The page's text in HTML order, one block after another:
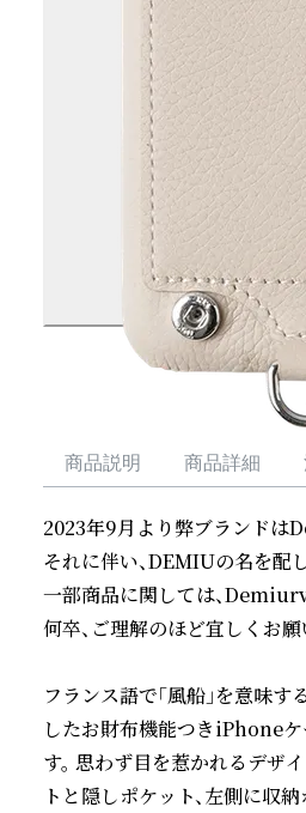
商品説明 商品詳細
2023年9月より弊ブランドは
それに伴い、DEMIUの名を配
一部商品に関しては、
何卒、ご理解のほど宜しくお願
フランス語で「風船」を意味
したお財布機能つきiPhone
す。 思わず目を惹かれるデザ
トと隠しポケット、左側に収